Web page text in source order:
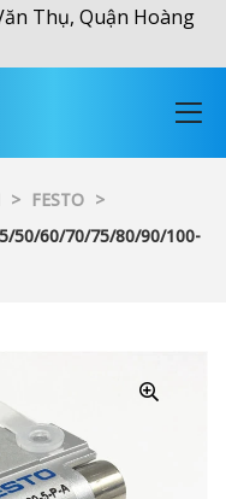
Thụ, Quận Hoàng
> FESTO >
50/60/70/75/80/90/100-